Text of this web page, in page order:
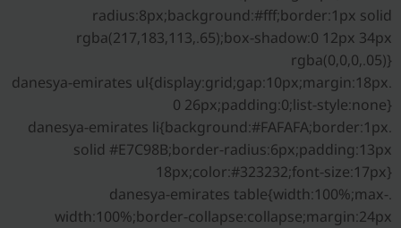
radius:8px;background:#fff;border:1px solid
rgba(217,183,113,.65);box-shadow:0 12px 34px
rgba(0,0,0,.05)}
.danesya-emirates ul{display:grid;gap:10px;margin:18px
0 26px;padding:0;list-style:none}
.danesya-emirates li{background:#FAFAFA;border:1px
solid #E7C98B;border-radius:6px;padding:13px
18px;color:#323232;font-size:17px}
.danesya-emirates table{width:100%;max-
width:100%;border-collapse:collapse;margin:24px